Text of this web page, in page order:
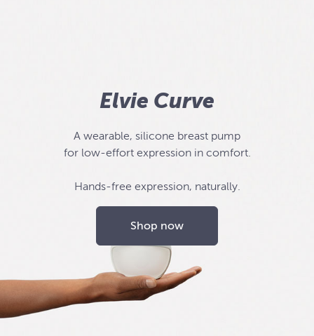
Elvie Curve
A wearable, silicone breast pump
for low-effort expression in comfort.
Hands-free expression, naturally.
Shop now